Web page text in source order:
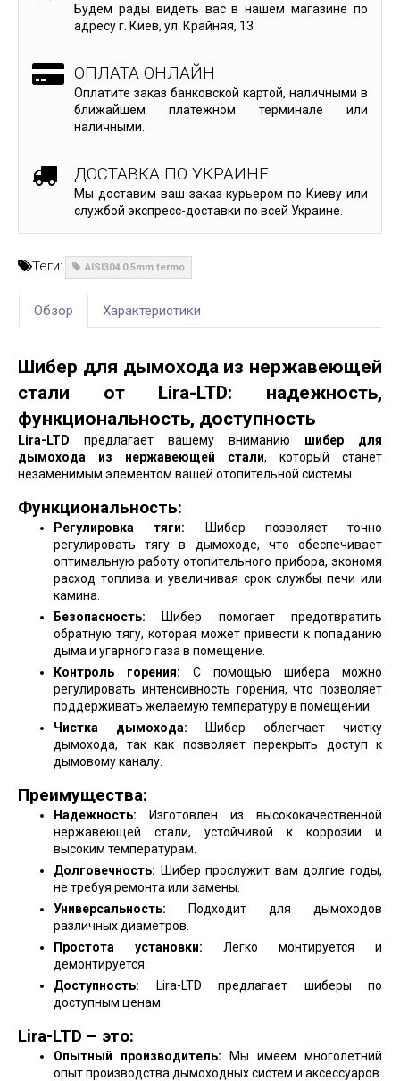
Будем рады видеть вас в нашем магазине по
адресу г. Киев, ул. Крайняя, 13
ОПЛАТА ОНЛАЙН
Оплатите заказ банковской картой, наличными в
ближайшем платежном терминале или
наличными.
ДОСТАВКА ПО УКРАИНЕ
Мы доставим ваш заказ курьером по Киеву или
службой экспресс-доставки по всей Украине.
Теги: AISI304 0.5mm termo
Обзор Характеристики
Шибер для дымохода из нержавеющей
стали от Lira-LTD: надежность,
функциональность, доступность
Lira-LTD предлагает вашему вниманию шибер для
дымохода из нержавеющей стали, который станет
незаменимым элементом вашей отопительной системы.
Функциональность:
Регулировка тяги: Шибер позволяет точно
регулировать тягу в дымоходе, что обеспечивает
оптимальную работу отопительного прибора, экономя
расход топлива и увеличивая срок службы печи или
камина.
Безопасность: Шибер помогает предотвратить
обратную тягу, которая может привести к попаданию
дыма и угарного газа в помещение.
Контроль горения: С помощью шибера можно
регулировать интенсивность горения, что позволяет
поддерживать желаемую температуру в помещении.
Чистка дымохода: Шибер облегчает чистку
дымохода, так как позволяет перекрыть доступ к
дымовому каналу.
Преимущества:
Надежность: Изготовлен из высококачественной
нержавеющей стали, устойчивой к коррозии и
высоким температурам.
Долговечность: Шибер прослужит вам долгие годы,
не требуя ремонта или замены.
Универсальность: Подходит для дымоходов
различных диаметров.
Простота установки: Легко монтируется и
демонтируется.
Доступность: Lira-LTD предлагает шиберы по
доступным ценам.
Lira-LTD – это:
Опытный производитель: Мы имеем многолетний
опыт производства дымоходных систем и аксессуаров.